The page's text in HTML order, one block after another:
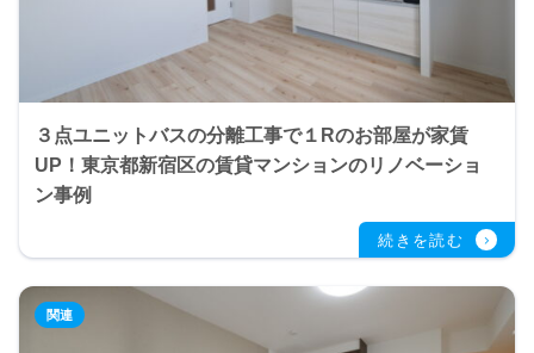
３点ユニットバスの分離工事で１Rのお部屋が家賃
UP！東京都新宿区の賃貸マンションのリノベーショ
ン事例